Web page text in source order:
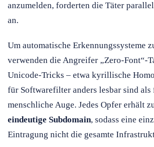
anzumelden, forderten die Täter
an.
Um automatische Erkennungssysteme
verwenden die Angreifer „Zero-Font“-
Unicode-Tricks – etwa kyrillische
für Softwarefilter anders lesbar sind als
menschliche Auge. Jedes Opfer erhält
eindeutige Subdomain, sodass eine
Eintragung nicht die gesamte